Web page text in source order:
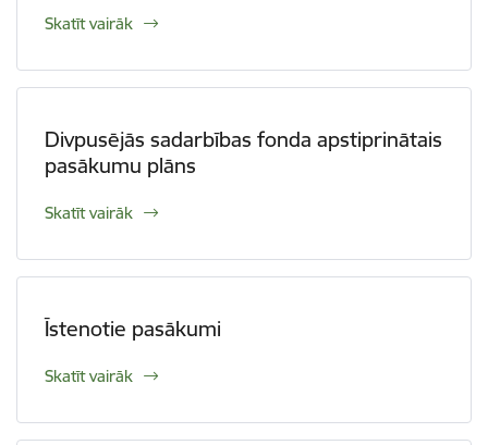
Skatīt vairāk
Divpusējās sadarbības fonda apstiprinātais
pasākumu plāns
Skatīt vairāk
Īstenotie pasākumi
Skatīt vairāk